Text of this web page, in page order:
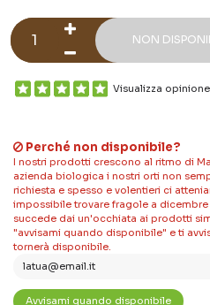
NON
Visualizza opinione
Perché non disponibile?
I nostri prodotti crescono al ritmo di
azienda biologica i nostri orti non
richiesta e spesso e volentieri ci
impossibile trovare fragole a
succede dai un'occhiata ai prodotti
"avvisami quando disponibile" e ti
tornerà disponibile.